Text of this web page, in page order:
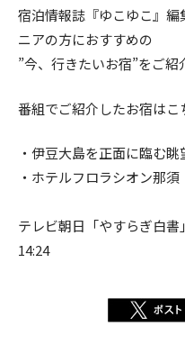
宿泊情報誌『ゆこゆこ』編
ニアの方におすすめの
”今、行きたいお宿”をご紹
番組でご紹介したお宿はこ
・ 伊豆大島を正面に臨む
・ ホテルフロラシオン那須
テレビ朝日「やすらぎ白
14:24